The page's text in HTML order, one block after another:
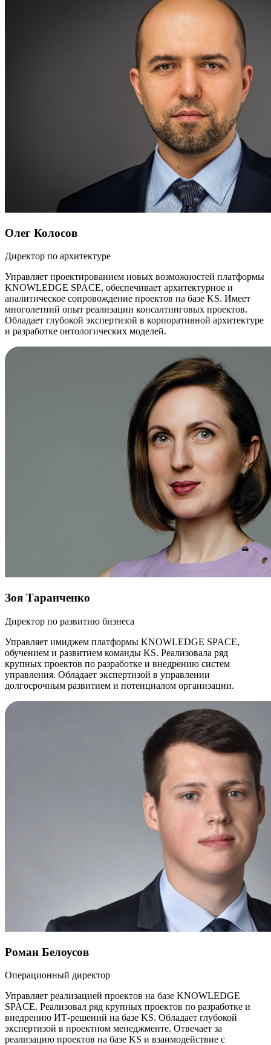
Олег Колосов
Директор по архитектуре
Управляет проектированием новых возможностей платформы
KNOWLEDGE SPACE, обеспечивает архитектурное и
аналитическое сопровождение проектов на базе KS. Имеет
многолетний опыт реализации консалтинговых проектов.
Обладает глубокой экспертизой в корпоративной архитектуре
и разработке онтологических моделей.
Зоя Таранченко
Директор по развитию бизнеса
Управляет имиджем платформы KNOWLEDGE SPACE,
обучением и развитием команды KS. Реализовала ряд
крупных проектов по разработке и внедрению систем
управления. Обладает экспертизой в управлении
долгосрочным развитием и потенциалом организации.
Роман Белоусов
Операционный директор
Управляет реализацией проектов на базе KNOWLEDGE
SPACE. Реализовал ряд крупных проектов по разработке и
внедрению ИТ-решений на базе KS. Обладает глубокой
экспертизой в проектном менеджменте. Отвечает за
реализацию проектов на базе KS и взаимодействие с